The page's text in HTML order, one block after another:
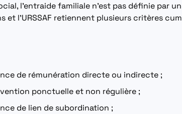
l’entraide familiale n’est pas définie par
et l’URSSAF retiennent plusieurs critères
de rémunération directe ou indirecte ;
ponctuelle et non régulière ;
de lien de subordination ;